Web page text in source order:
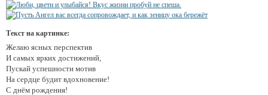
Текст на картинке:
Желаю ясных перспектив
И самых ярких достижений,
Пускай успешности мотив
На сердце будит вдохновение!
С днём рождения!